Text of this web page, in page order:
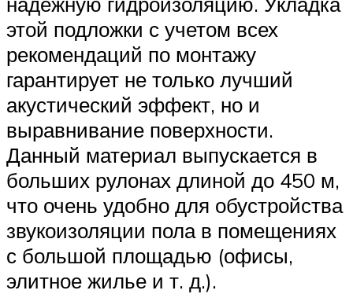
этой подложки с учетом всех
рекомендаций по монтажу
гарантирует не только лучший
акустический эффект, но и
выравнивание поверхности.
Данный материал выпускается в
больших рулонах длиной до 450 м,
что очень удобно для обустройства
звукоизоляции пола в помещениях
с большой площадью (офисы,
элитное жилье и т. д.).